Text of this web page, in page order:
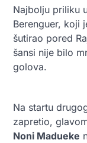
Najbolju priliku
Berenguer, koji
šutirao pored
šansi nije bilo
golova.
Na startu
zapretio,
Noni Madueke